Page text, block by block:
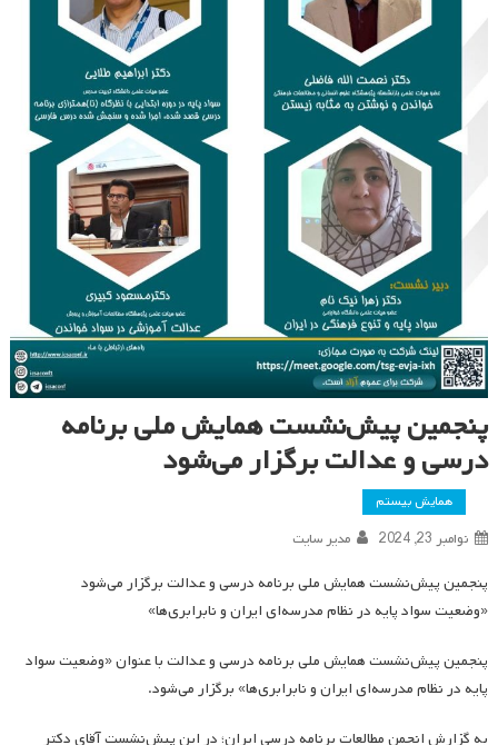
پنجمین پیش‌نشست همایش ملی برنامه
درسی و عدالت برگزار می‌شود
همایش بیستم
نوامبر 23, 2024 مدیر سایت
پنجمین پیش‌نشست همایش ملی برنامه درسی و عدالت برگزار می‌شود
«وضعیت سواد پایه در نظام مدرسه‌ای ایران و نابرابری‌ها»
پنجمین پیش‌نشست همایش ملی برنامه درسی و عدالت با عنوان «وضعیت سواد
پایه در نظام مدرسه‌ای ایران و نابرابری‌ها» برگزار می‌شود.
به گزارش انجمن مطالعات برنامه درسی ایران؛ در این پیش‌نشست آقای دکتر